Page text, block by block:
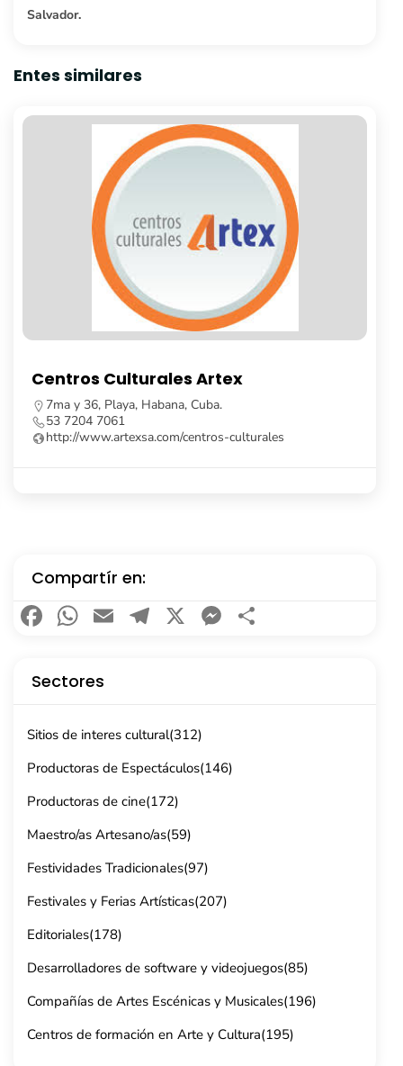
Salvador.
Entes similares
Librería Fayad Jamís
Calle Obispo, no. 261, e/ Cuba y Aguiar, La Habana
Vieja, Cuba.
53 7862 8091
Compartír en:
Facebook
WhatsApp
EmailTelegram
X Messenger
Sectores
Sitios de interes cultural(312)
Productoras de Espectáculos(146)
Productoras de cine(172)
Maestro/as Artesano/as(59)
Festividades Tradicionales(97)
Festivales y Ferias Artísticas(207)
Editoriales(178)
Desarrolladores de software y videojuegos(85)
Compañías de Artes Escénicas y Musicales(196)
Centros de formación en Arte y Cultura(195)